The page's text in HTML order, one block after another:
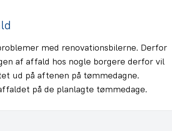
med renovationsbilerne. Derfor
af affald hos nogle borgere derfor vil
ud på aftenen på tømmedagne.
på de planlagte tømmedage.